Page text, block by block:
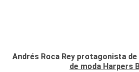
Andrés Roca Rey protagonista
de moda Harpers